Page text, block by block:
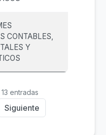
CONTABLES,
Y
entradas
Siguiente